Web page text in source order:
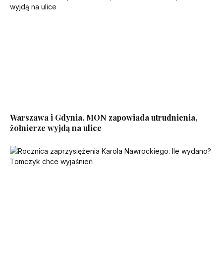
Warszawa i Gdynia. MON zapowiada utrudnienia,
żołnierze wyjdą na ulice